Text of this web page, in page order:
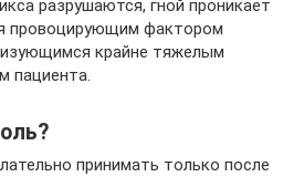
разрушаются, гной проникает
провоцирующим фактором
крайне тяжелым
пациента.
принимать только после